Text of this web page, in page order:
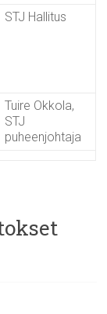
STJ Hallitus
Tuire Okkola,
STJ
puheenjohtaja